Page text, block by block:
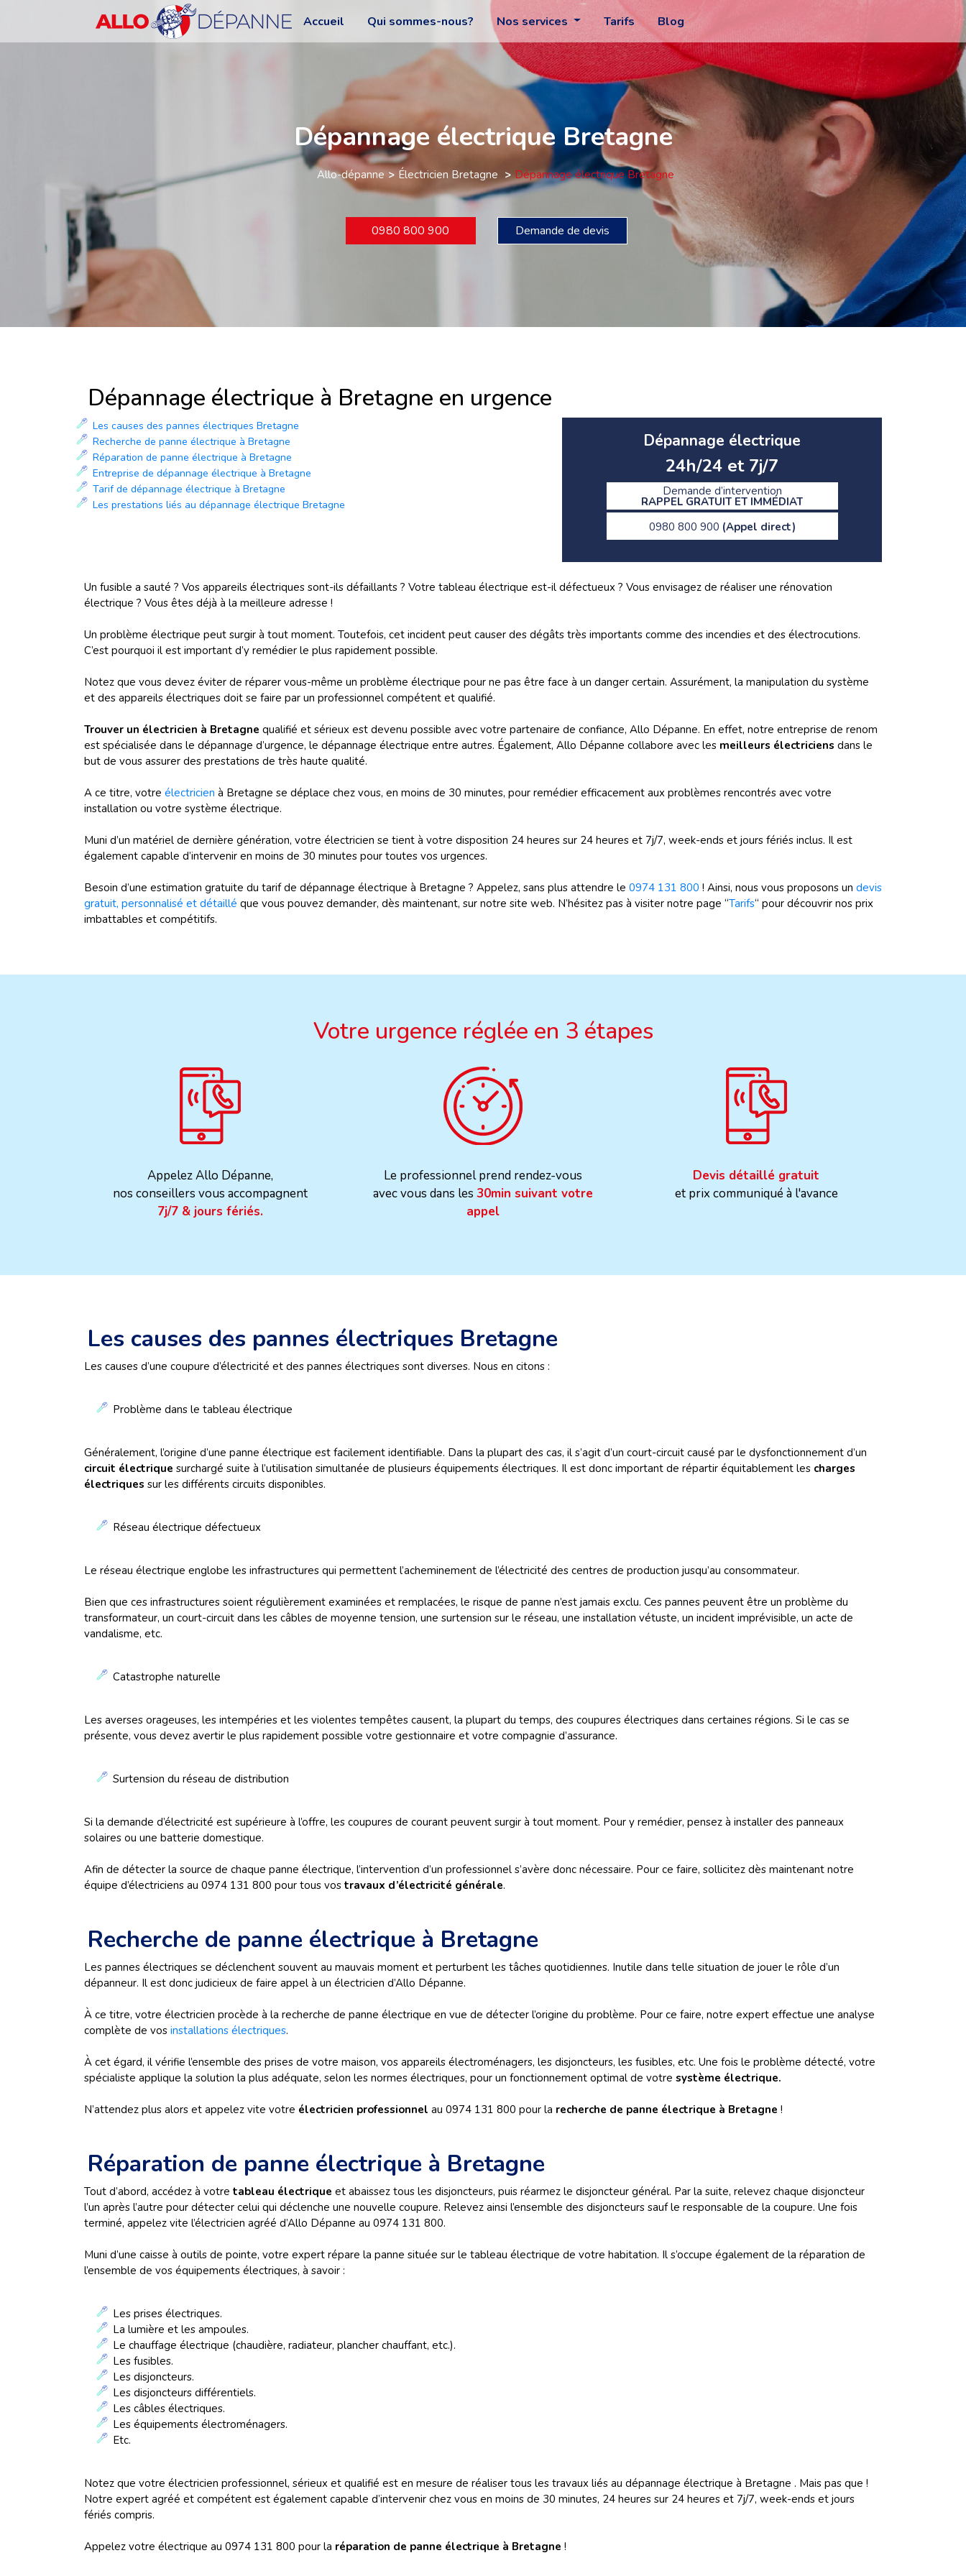
Accueil Qui sommes-nous? Nos services Tarifs Blog
Dépannage électrique Bretagne
Allo-dépanne Électricien Bretagne Dépannage électrique Bretagne
0980 800 900 Demande de devis
Dépannage électrique à Bretagne en urgence
Les causes des pannes électriques Bretagne
Recherche de panne électrique à Bretagne
Réparation de panne électrique à Bretagne
Entreprise de dépannage électrique à Bretagne
Tarif de dépannage électrique à Bretagne
Les prestations liés au dépannage électrique Bretagne
Dépannage électrique
24h/24 et 7j/7
Demande d’intervention
RAPPEL GRATUIT ET IMMÉDIAT
0980 800 900 (Appel direct)
Un fusible a sauté ? Vos appareils électriques sont-ils défaillants ? Votre tableau électrique est-il défectueux ? Vous envisagez de réaliser une rénovation
électrique ? Vous êtes déjà à la meilleure adresse !
Un problème électrique peut surgir à tout moment. Toutefois, cet incident peut causer des dégâts très importants comme des incendies et des électrocutions.
C’est pourquoi il est important d’y remédier le plus rapidement possible.
Notez que vous devez éviter de réparer vous-même un problème électrique pour ne pas être face à un danger certain. Assurément, la manipulation du système
et des appareils électriques doit se faire par un professionnel compétent et qualifié.
Trouver un électricien à Bretagne qualifié et sérieux est devenu possible avec votre partenaire de confiance, Allo Dépanne. En effet, notre entreprise de renom
est spécialisée dans le dépannage d’urgence, le dépannage électrique entre autres. Également, Allo Dépanne collabore avec les meilleurs électriciens dans le
but de vous assurer des prestations de très haute qualité.
A ce titre, votre électricien à Bretagne se déplace chez vous, en moins de 30 minutes, pour remédier efficacement aux problèmes rencontrés avec votre
installation ou votre système électrique.
Muni d’un matériel de dernière génération, votre électricien se tient à votre disposition 24 heures sur 24 heures et 7j/7, week-ends et jours fériés inclus. Il est
également capable d’intervenir en moins de 30 minutes pour toutes vos urgences.
Besoin d’une estimation gratuite du tarif de dépannage électrique à Bretagne ? Appelez, sans plus attendre le 0974 131 800 ! Ainsi, nous vous proposons un devis
gratuit, personnalisé et détaillé que vous pouvez demander, dès maintenant, sur notre site web. N’hésitez pas à visiter notre page “Tarifs“ pour découvrir nos prix
imbattables et compétitifs.
Votre urgence réglée en 3 étapes
Appelez Allo Dépanne,
nos conseillers vous accompagnent
7j/7 & jours fériés.
Le professionnel prend rendez-vous
avec vous dans les 30min suivant votre
appel
Devis détaillé gratuit
et prix communiqué à l'avance
Les causes des pannes électriques Bretagne
Les causes d’une coupure d’électricité et des pannes électriques sont diverses. Nous en citons :
Problème dans le tableau électrique
Généralement, l’origine d’une panne électrique est facilement identifiable. Dans la plupart des cas, il s’agit d’un court-circuit causé par le dysfonctionnement d’un
circuit électrique surchargé suite à l’utilisation simultanée de plusieurs équipements électriques. Il est donc important de répartir équitablement les charges
électriques sur les différents circuits disponibles.
Réseau électrique défectueux
Le réseau électrique englobe les infrastructures qui permettent l’acheminement de l’électricité des centres de production jusqu’au consommateur.
Bien que ces infrastructures soient régulièrement examinées et remplacées, le risque de panne n’est jamais exclu. Ces pannes peuvent être un problème du
transformateur, un court-circuit dans les câbles de moyenne tension, une surtension sur le réseau, une installation vétuste, un incident imprévisible, un acte de
vandalisme, etc.
Catastrophe naturelle
Les averses orageuses, les intempéries et les violentes tempêtes causent, la plupart du temps, des coupures électriques dans certaines régions. Si le cas se
présente, vous devez avertir le plus rapidement possible votre gestionnaire et votre compagnie d’assurance.
Surtension du réseau de distribution
Si la demande d’électricité est supérieure à l’offre, les coupures de courant peuvent surgir à tout moment. Pour y remédier, pensez à installer des panneaux
solaires ou une batterie domestique.
Afin de détecter la source de chaque panne électrique, l’intervention d’un professionnel s’avère donc nécessaire. Pour ce faire, sollicitez dès maintenant notre
équipe d’électriciens au 0974 131 800 pour tous vos travaux d’électricité générale.
Recherche de panne électrique à Bretagne
Les pannes électriques se déclenchent souvent au mauvais moment et perturbent les tâches quotidiennes. Inutile dans telle situation de jouer le rôle d’un
dépanneur. Il est donc judicieux de faire appel à un électricien d’Allo Dépanne.
À ce titre, votre électricien procède à la recherche de panne électrique en vue de détecter l’origine du problème. Pour ce faire, notre expert effectue une analyse
complète de vos installations électriques.
À cet égard, il vérifie l’ensemble des prises de votre maison, vos appareils électroménagers, les disjoncteurs, les fusibles, etc. Une fois le problème détecté, votre
spécialiste applique la solution la plus adéquate, selon les normes électriques, pour un fonctionnement optimal de votre système électrique.
N’attendez plus alors et appelez vite votre électricien professionnel au 0974 131 800 pour la recherche de panne électrique à Bretagne !
Réparation de panne électrique à Bretagne
Tout d’abord, accédez à votre tableau électrique et abaissez tous les disjoncteurs, puis réarmez le disjoncteur général. Par la suite, relevez chaque disjoncteur
l’un après l’autre pour détecter celui qui déclenche une nouvelle coupure. Relevez ainsi l’ensemble des disjoncteurs sauf le responsable de la coupure. Une fois
terminé, appelez vite l’électricien agréé d’Allo Dépanne au 0974 131 800.
Muni d’une caisse à outils de pointe, votre expert répare la panne située sur le tableau électrique de votre habitation. Il s’occupe également de la réparation de
l’ensemble de vos équipements électriques, à savoir :
Les prises électriques.
La lumière et les ampoules.
Le chauffage électrique (chaudière, radiateur, plancher chauffant, etc.).
Les fusibles.
Les disjoncteurs.
Les disjoncteurs différentiels.
Les câbles électriques.
Les équipements électroménagers.
Etc.
Notez que votre électricien professionnel, sérieux et qualifié est en mesure de réaliser tous les travaux liés au dépannage électrique à Bretagne . Mais pas que !
Notre expert agréé et compétent est également capable d’intervenir chez vous en moins de 30 minutes, 24 heures sur 24 heures et 7j/7, week-ends et jours
fériés compris.
Appelez votre électrique au 0974 131 800 pour la réparation de panne électrique à Bretagne !